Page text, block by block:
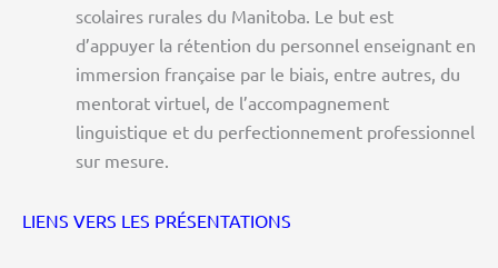
scolaires rurales du Manitoba. Le but est
d’appuyer la rétention du personnel enseignant en
immersion française par le biais, entre autres, du
mentorat virtuel, de l’accompagnement
linguistique et du perfectionnement professionnel
sur mesure.
LIENS VERS LES PRÉSENTATIONS